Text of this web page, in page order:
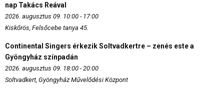
nap Takács Reával
2026. augusztus 09. 10:00 - 17:00
Kiskőrös, Felsőcebe tanya 45.
Continental Singers érkezik Soltvadkertre – zenés este a
Gyöngyház színpadán
2026. augusztus 09. 18:00 - 20:00
Soltvadkert, Gyöngyház Művelődési Központ